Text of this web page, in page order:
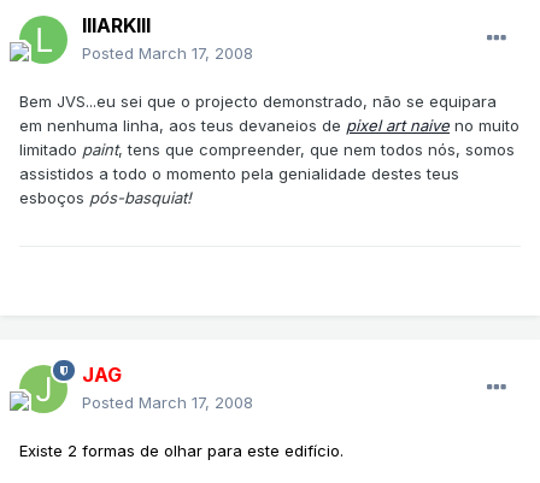
lllARKlll
Posted March 17, 2008
Bem JVS...eu sei que o projecto demonstrado, não se equipara
em nenhuma linha, aos teus devaneios de pixel art naive no muito
limitado paint, tens que compreender, que nem todos nós, somos
assistidos a todo o momento pela genialidade destes teus
esboços pós-basquiat!
JAG
Posted March 17, 2008
Existe 2 formas de olhar para este edifício.